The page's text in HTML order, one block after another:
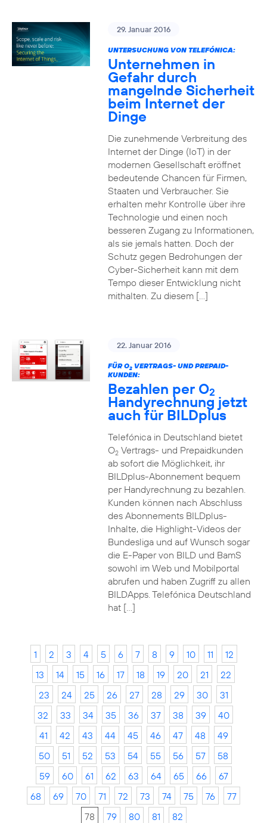
29. Januar 2016
UNTERSUCHUNG VON TELEFÓNICA:
Unternehmen in
Gefahr durch
mangelnde Sicherheit
beim Internet der
Dinge
Die zunehmende Verbreitung des
Internet der Dinge (IoT) in der
modernen Gesellschaft eröffnet
bedeutende Chancen für Firmen,
Staaten und Verbraucher. Sie
erhalten mehr Kontrolle über ihre
Technologie und einen noch
besseren Zugang zu Informationen,
als sie jemals hatten. Doch der
Schutz gegen Bedrohungen der
Cyber-Sicherheit kann mit dem
Tempo dieser Entwicklung nicht
mithalten. Zu diesem […]
22. Januar 2016
FÜR O2VERTRAGS- UND PREPAID-
KUNDEN:
Bezahlen per O2
Handyrechnung jetzt
auch für BILDplus
Telefónica in Deutschland bietet
O2Vertrags- und Prepaidkunden
ab sofort die Möglichkeit, ihr
BILDplus-Abonnement bequem
per Handyrechnung zu bezahlen.
Kunden können nach Abschluss
des Abonnements BILDplus-
Inhalte, die Highlight-Videos der
Bundesliga und auf Wunsch sogar
die E-Paper von BILD und BamS
sowohl im Web und Mobilportal
abrufen und haben Zugriff zu allen
BILDApps. Telefónica Deutschland
hat […]
1 2 3 4 5 6 7 8 9 10 11
12
13
14 15 16 17 18 19 20 21
22
23
24 25 26 27 28 29 30
31
32
33 34 35 36 37 38 39
40
41
42 43 44 45 46 47 48
49
50
51 52 53 54 55 56 57
58
59
60 61 62 63 64 65 66
67
68
69 70 71 72 73 74 75 76
77
78
79 80 81 82